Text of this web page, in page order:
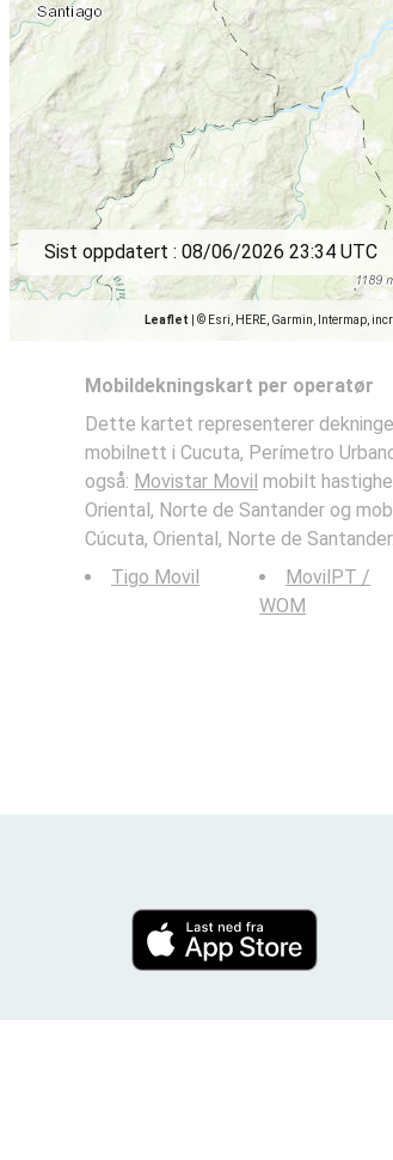
Leaflet © Esri, HERE, Garmin, Intermap,
Sist oppdatert : 08/06/2026 23:34 UTC
Mobildekningskart per operatør
Dette kartet representerer
mobilnett i Cucuta, Perímetro
også: Movistar Movil mobilt
Oriental, Norte de Santander og
Cúcuta, Oriental, Norte de Santander.
Tigo Movil
MovilPT /
WOM